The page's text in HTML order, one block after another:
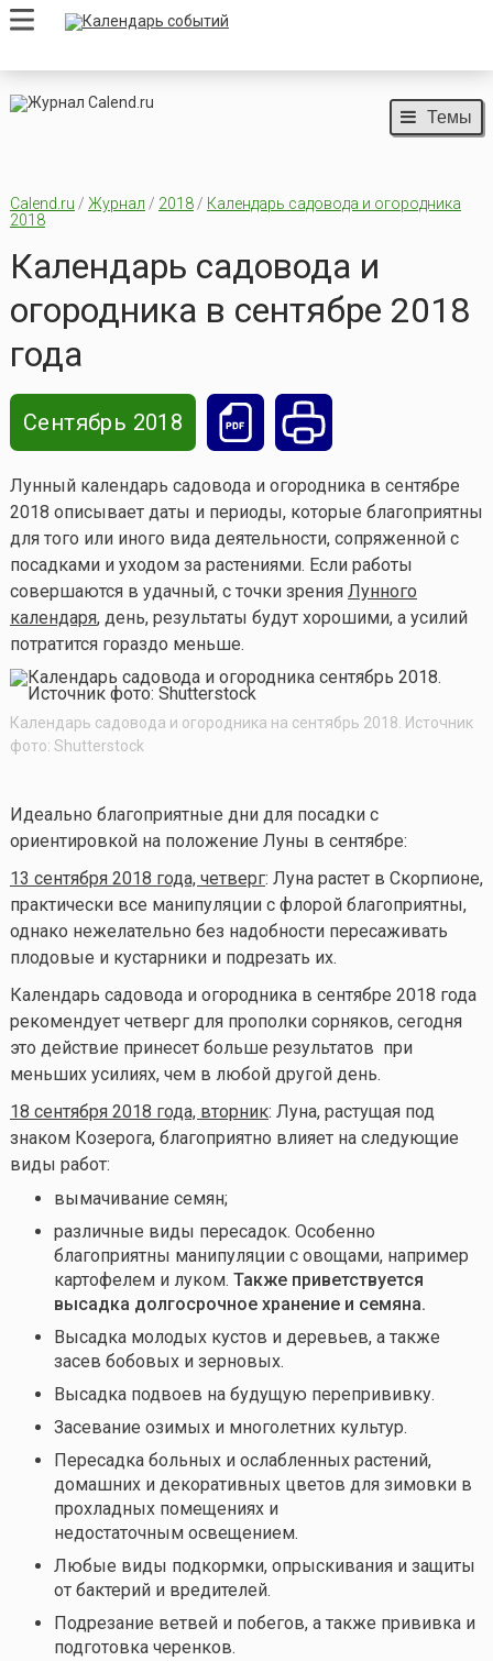
Темы
Calend.ru / Журнал / 2018/ Календарь садовода и огородника
2018
Календарь садовода и
огородника в сентябре 2018
года
Сентябрь 2018
Лунный календарь садовода и огородника в сентябре
2018 описывает даты и периоды, которые благоприятны
для того или иного вида деятельности, сопряженной с
посадками и уходом за растениями. Если работы
совершаются в удачный, с точки зрения Лунного
календаря, день, результаты будут хорошими, а усилий
потратится гораздо меньше.
Календарь садовода и огородника на сентябрь 2018. Источник
фото: Shutterstock
Идеально благоприятные дни для посадки с
ориентировкой на положение Луны в сентябре:
13 сентября 2018 года, четверг: Луна растет в Скорпионе,
практически все манипуляции с флорой благоприятны,
однако нежелательно без надобности пересаживать
плодовые и кустарники и подрезать их.
Календарь садовода и огородника в сентябре 2018 года
рекомендует четверг для прополки сорняков, сегодня
это действие принесет больше результатов при
меньших усилиях, чем в любой другой день.
18 сентября 2018 года, вторник: Луна, растущая под
знаком Козерога, благоприятно влияет на следующие
виды работ:
вымачивание семян;
различные виды пересадок. Особенно
благоприятны манипуляции с овощами, например
картофелем и луком. Также приветствуется
высадка долгосрочное хранение и семяна.
Высадка молодых кустов и деревьев, а также
засев бобовых и зерновых.
Высадка подвоев на будущую перепрививку.
Засевание озимых и многолетних культур.
Пересадка больных и ослабленных растений,
домашних и декоративных цветов для зимовки в
прохладных помещениях и
недостаточным освещением.
Любые виды подкормки, опрыскивания и защиты
от бактерий и вредителей.
Подрезание ветвей и побегов, а также прививка и
подготовка черенков.